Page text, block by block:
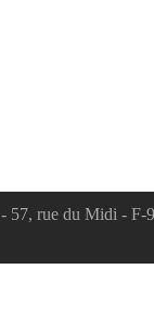
- 57, rue du Midi - F-